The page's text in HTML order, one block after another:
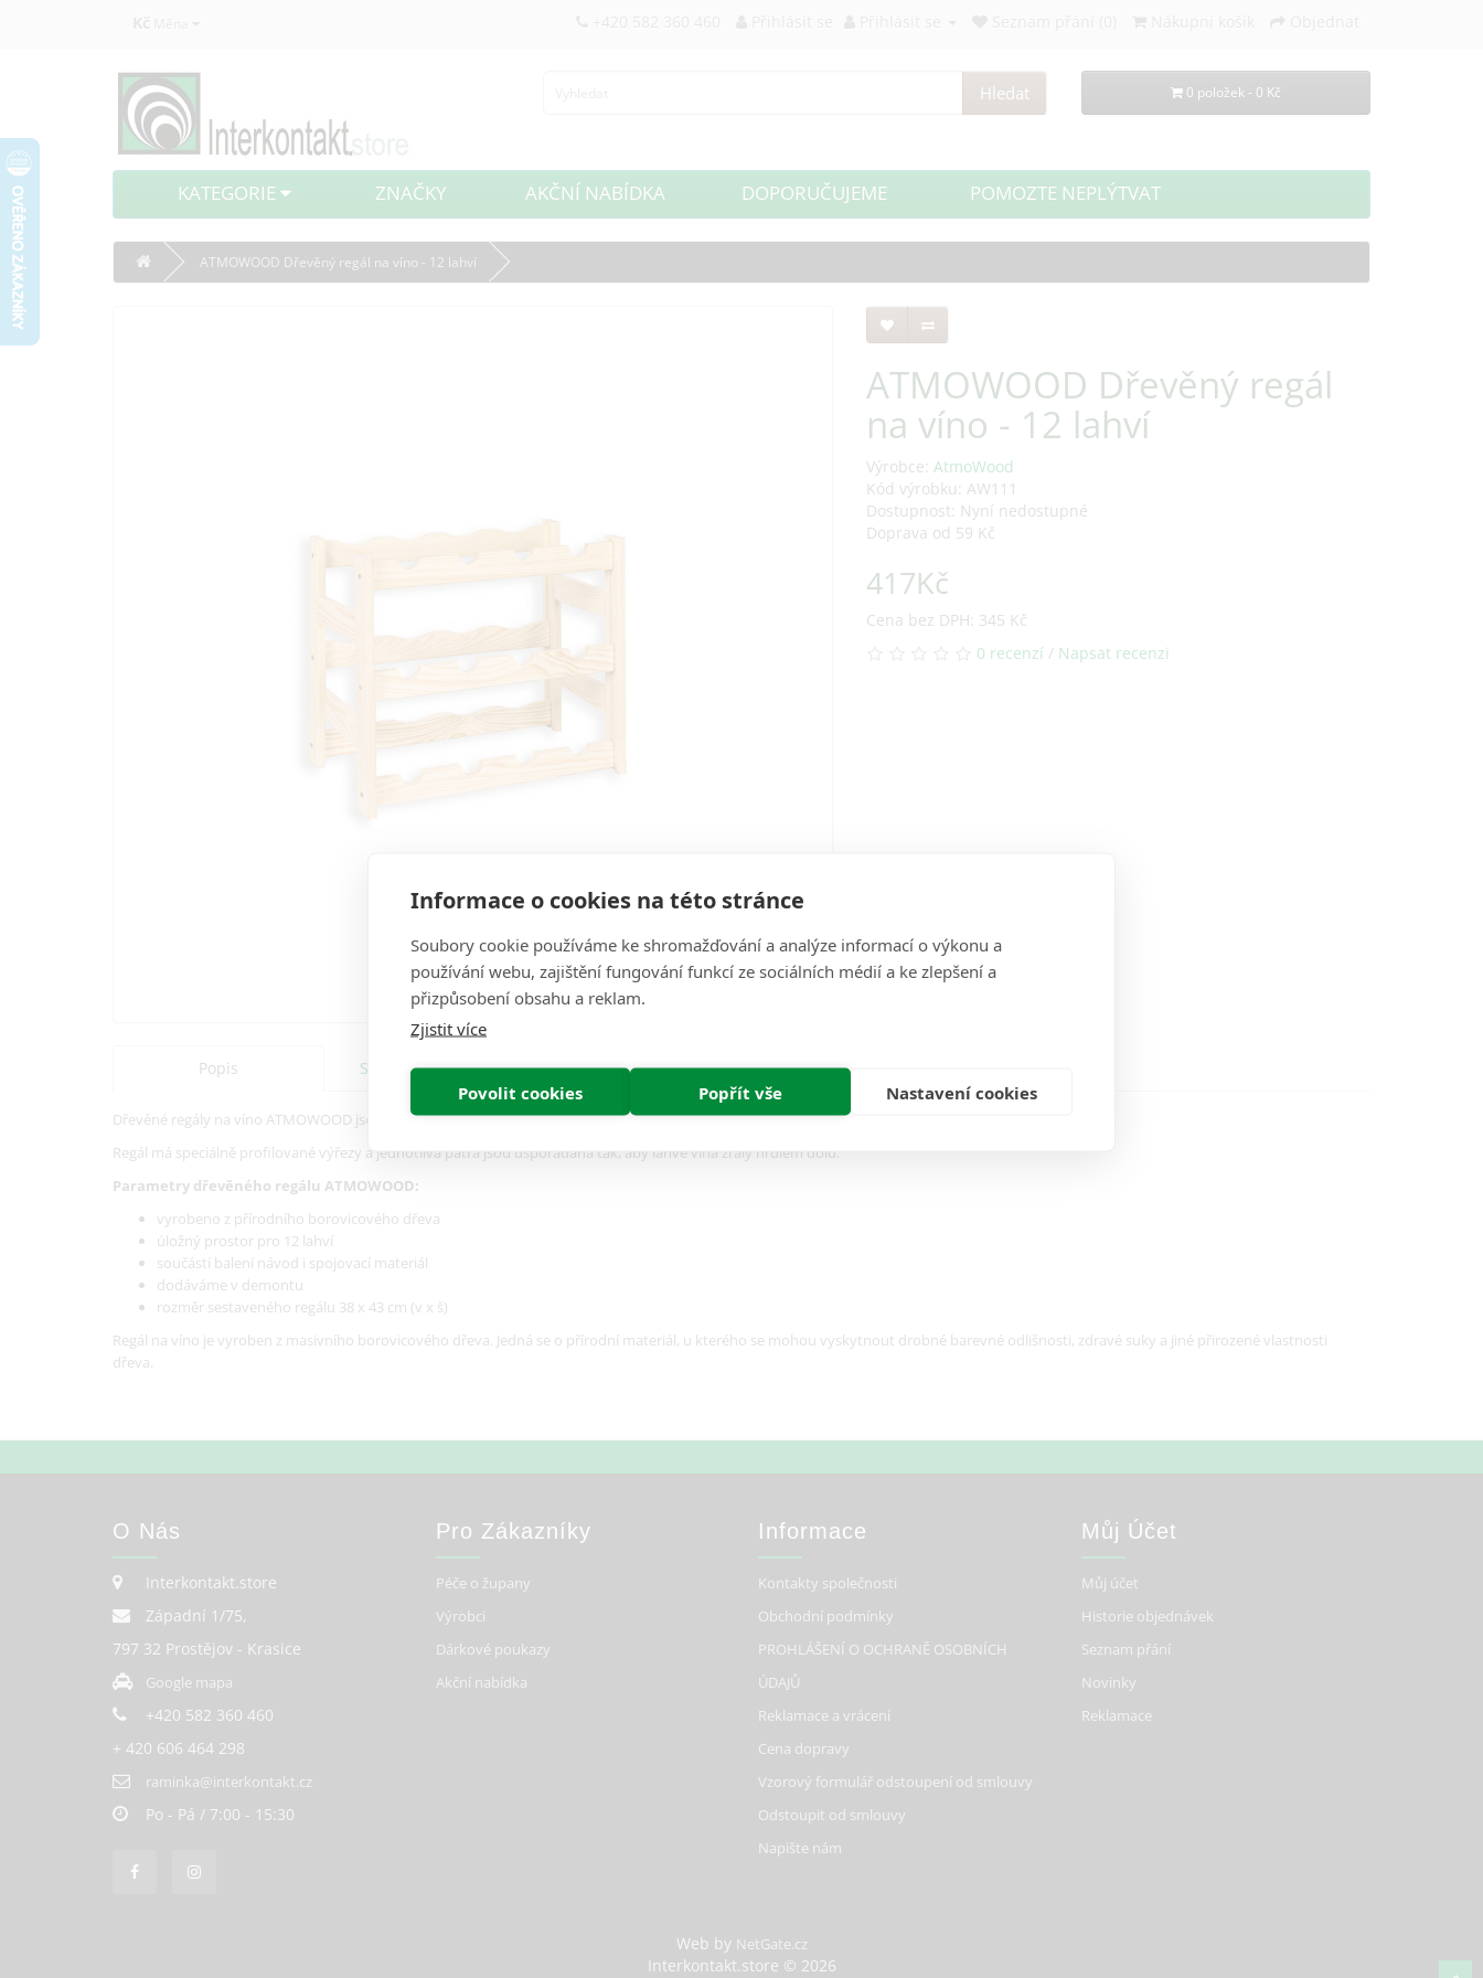
Informace o cookies na této stránce
Soubory cookie používáme ke shromažďování a analýze informací o výkonu a
používání webu, zajištění fungování funkcí ze sociálních médií a ke zlepšení a
přizpůsobení obsahu a reklam.
Zjistit více
Povolit cookies Popřít vše Nastavení cookies
Kč Měna +420 582 360 460 Přihlásit se Přihlásit se Seznam přání (0) Objednat
Hledat 0 položek - 0 Kč
KATEGORIE ZNAČKY AKČNÍ NABÍDKA DOPORUČUJEME POMOZTE NEPLÝTVAT
ATMOWOOD Dřevěný regál na víno - 12 lahví
ATMOWOOD Dřevěný regál
na víno - 12 lahví
Výrobce: AtmoWood
Kód výrobku: AW111
Dostupnost: Nyní nedostupné
Doprava od 59 Kč
417Kč
Cena bez DPH: 345 Kč
0 recenzí / Napsat recenzi
Popis Specifikace Recenze (0)
Dřevěné regály na víno ATMOWOOD jsou pevné, stabilní a tvoří ideální základ každé domácí vinotéky.
Regál má speciálně profilované výřezy a jednotlivá patra jsou uspořádána tak, aby lahve vína zrály hrdlem dolů.
Parametry dřevěného regálu ATMOWOOD:
vyrobeno z přírodního borovicového dřeva
úložný prostor pro 12 lahví
součástí balení návod i spojovací materiál
dodáváme v demontu
rozměr sestaveného regálu 38 x 43 cm (v x š)
Regál na víno je vyroben z masivního borovicového dřeva. Jedná se o přírodní materiál, u kterého se mohou vyskytnout drobné barevné odlišnosti, zdravé suky a jiné přirozené vlastnosti
dřeva.
O Nás
Interkontakt.store
Západní 1/75,
797 32 Prostějov - Krasice
Google mapa
+420 582 360 460
+ 420 606 464 298
raminka@interkontakt.cz
Po - Pá / 7:00 - 15:30
Pro Zákazníky
Péče o župany
Výrobci
Dárkové poukazy
Akční nabídka
Informace
Kontakty společnosti
Obchodní podmínky
PROHLÁŠENÍ O OCHRANĚ OSOBNÍCH
ÚDAJŮ
Reklamace a vrácení
Cena dopravy
Vzorový formulář odstoupení od smlouvy
Odstoupit od smlouvy
Napište nám
Můj Účet
Můj účet
Historie objednávek
Seznam přání
Novinky
Reklamace
Web by NetGate.cz
Interkontakt.store © 2026